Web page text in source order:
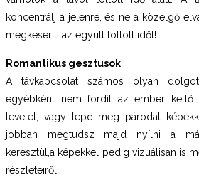
koncentrálj a jelenre, és ne a közelgő
megkeseríti az együtt töltött időt!
Romantikus gesztusok
A távkapcsolat számos olyan
egyébként nem fordít az ember kellő
levelet, vagy lepd meg párodat
jobban megtudsz majd nyílni a
keresztül,a képekkel pedig vizuálisan is
részleteiről.